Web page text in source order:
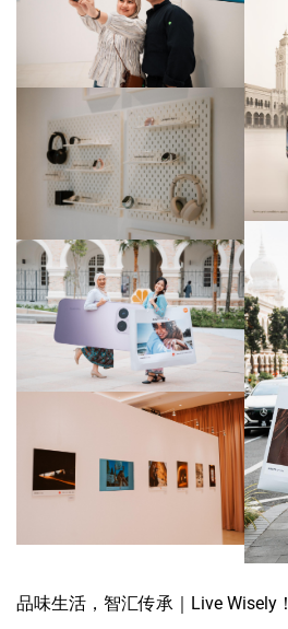
品味生活，智汇传承｜Live Wisely！